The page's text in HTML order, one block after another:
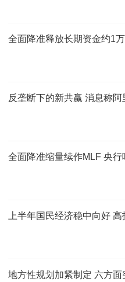
全面降准释放长期资金约1
反垄断下的新共赢 消息称
全面降准缩量续作MLF 央行
上半年国民经济稳中向好
地方性规划加紧制定 六方